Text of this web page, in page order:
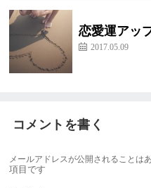
恋愛運アッ
2017.05.09
コメントを書く
メールアドレスが公開されることは
項目です